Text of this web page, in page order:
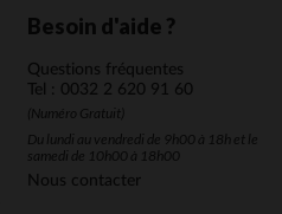
Besoin d'aide ?
Questions fréquentes
Tel : 0032 2 620 91 60
(Numéro Gratuit)
Du lundi au vendredi de 9h00 à 18h et le
samedi de 10h00 à 18h00
Nous contacter